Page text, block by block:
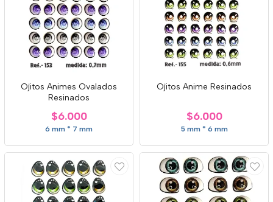
Ojitos Animes Ovalados
Resinados
$6.000
6 mm * 7 mm
Ojitos Anime Resinados
$6.000
5 mm * 6 mm